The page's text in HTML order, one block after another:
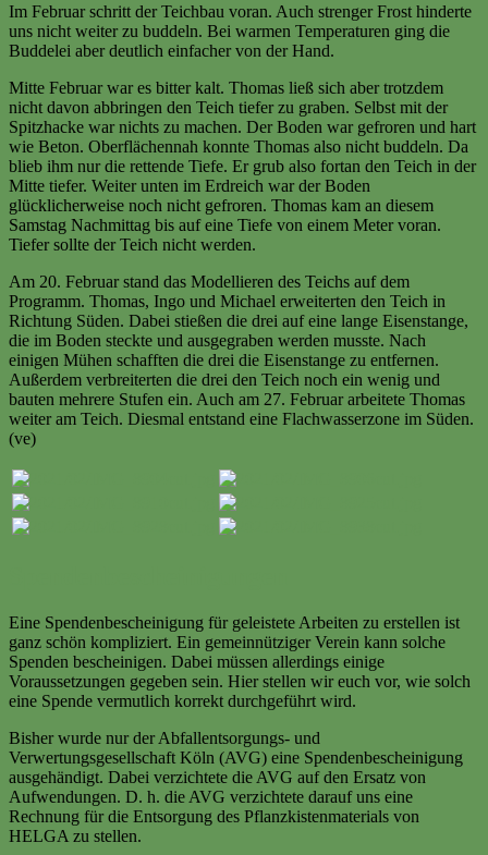
Im Februar schritt der Teichbau voran. Auch strenger Frost hinderte
uns nicht weiter zu buddeln. Bei warmen Temperaturen ging die
Buddelei aber deutlich einfacher von der Hand.
Mitte Februar war es bitter kalt. Thomas ließ sich aber trotzdem
nicht davon abbringen den Teich tiefer zu graben. Selbst mit der
Spitzhacke war nichts zu machen. Der Boden war gefroren und hart
wie Beton. Oberflächennah konnte Thomas also nicht buddeln. Da
blieb ihm nur die rettende Tiefe. Er grub also fortan den Teich in der
Mitte tiefer. Weiter unten im Erdreich war der Boden
glücklicherweise noch nicht gefroren. Thomas kam an diesem
Samstag Nachmittag bis auf eine Tiefe von einem Meter voran.
Tiefer sollte der Teich nicht werden.
Am 20. Februar stand das Modellieren des Teichs auf dem
Programm. Thomas, Ingo und Michael erweiterten den Teich in
Richtung Süden. Dabei stießen die drei auf eine lange Eisenstange,
die im Boden steckte und ausgegraben werden musste. Nach
einigen Mühen schafften die drei die Eisenstange zu entfernen.
Außerdem verbreiterten die drei den Teich noch ein wenig und
bauten mehrere Stufen ein. Auch am 27. Februar arbeitete Thomas
weiter am Teich. Diesmal entstand eine Flachwasserzone im Süden.
(ve)
Eine Spendenbescheinigung für geleistete Arbeiten zu erstellen ist
ganz schön kompliziert. Ein gemeinnütziger Verein kann solche
Spenden bescheinigen. Dabei müssen allerdings einige
Voraussetzungen gegeben sein. Hier stellen wir euch vor, wie solch
eine Spende vermutlich korrekt durchgeführt wird.
Bisher wurde nur der Abfallentsorgungs- und
Verwertungsgesellschaft Köln (AVG) eine Spendenbescheinigung
ausgehändigt. Dabei verzichtete die AVG auf den Ersatz von
Aufwendungen. D. h. die AVG verzichtete darauf uns eine
Rechnung für die Entsorgung des Pflanzkistenmaterials von
HELGA zu stellen.